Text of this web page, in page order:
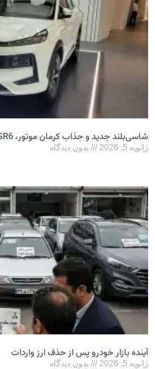
شاسی‌بلند جدید و جذاب کرمان موتور، KMC SR6، به بازار می‌آید
ژانویه 5, 2026 بدون دیدگاه
آینده بازار خودرو پس از حذف ارز واردات
ژانویه 5, 2026 بدون دیدگاه